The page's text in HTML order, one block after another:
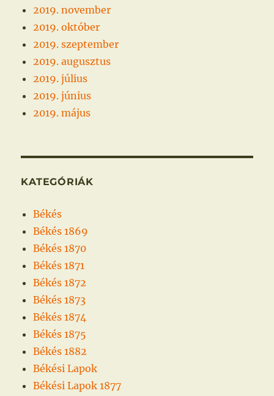
2019. november
2019. október
2019. szeptember
2019. augusztus
2019. július
2019. június
2019. május
KATEGÓRIÁK
Békés
Békés 1869
Békés 1870
Békés 1871
Békés 1872
Békés 1873
Békés 1874
Békés 1875
Békés 1882
Békési Lapok
Békési Lapok 1877